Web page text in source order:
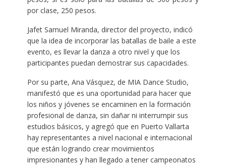
por clase, 250 pesos.
Jafet Samuel Miranda, director del proyecto, indicó
que la idea de incorporar las batallas de baile a este
evento, es llevar la danza a otro nivel y que los
participantes puedan demostrar sus capacidades.
Por su parte, Ana Vásquez, de MIA Dance Studio,
manifestó que es una oportunidad para hacer que
los niños y jóvenes se encaminen en la formación
profesional de danza, sin dañar ni interrumpir sus
estudios básicos, y agregó que en Puerto Vallarta
hay representantes a nivel nacional e internacional
que están logrando crear movimientos
impresionantes y han llegado a tener campeonatos